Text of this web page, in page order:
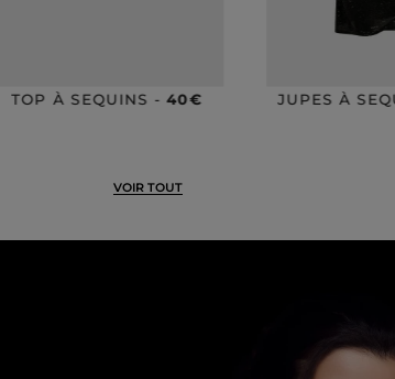
JUPES À SEQUINS -60€ PULL 2-
VOIR TOUT